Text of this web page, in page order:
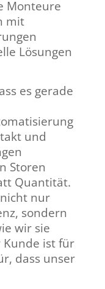
Monteure
mit
Lösungen
es gerade
und
Storen
Quantität.
nur
sondern
wir sie
ist für
dass unser